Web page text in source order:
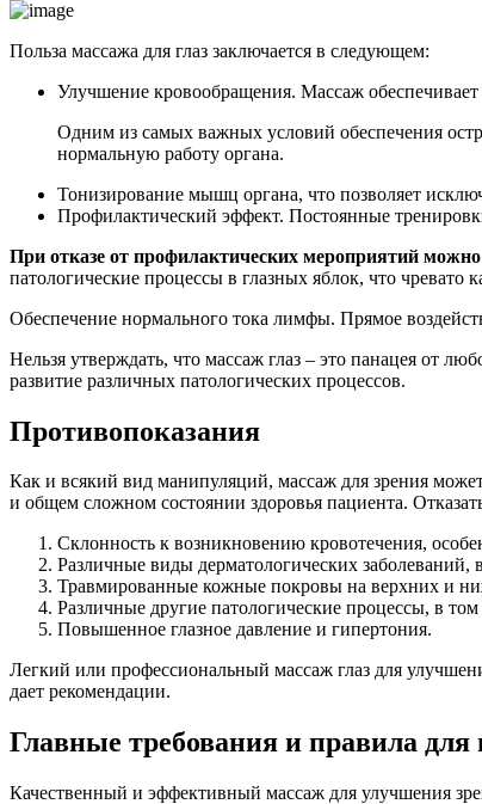
Польза массажа для глаз заключается в следующем:
Улучшение кровообращения. Массаж
Одним из самых важных условий обеспечения
нормальную работу органа.
Тонизирование мышц органа, что позволяет
Профилактический эффект. Постоянные
При отказе от профилактических мероприятий
патологические процессы в глазных яблок, что чревато
Обеспечение нормального тока лимфы. Прямое
Нельзя утверждать, что массаж глаз – это панацея от
развитие различных патологических процессов.
Противопоказания
Как и всякий вид манипуляций, массаж для зрения
и общем сложном состоянии здоровья пациента.
Склонность к возникновению кровотечения,
Различные виды дерматологических
Травмированные кожные покровы на верхних и
Различные другие патологические процессы, в
Повышенное глазное давление и гипертония.
Легкий или профессиональный массаж глаз для
дает рекомендации.
Главные требования и правила
Качественный и эффективный массаж для улучшения